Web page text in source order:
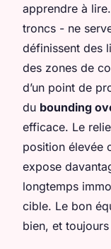
apprendre à
troncs - ne
définissent des
des zones de
d’un point de
du bounding
efficace. Le
position élevée
expose
longtemps
cible. Le bon
bien, et